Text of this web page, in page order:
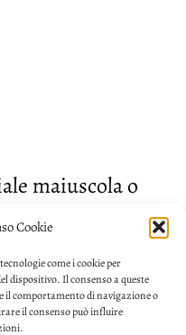
Cookie
come i cookie per
dispositivo. Il consenso a queste
il comportamento di navigazione o
il consenso può influire
maiuscola o